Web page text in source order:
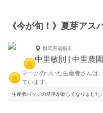
《今が旬！》夏芽ア
群馬県前橋市
中里敏則 | 中里農園
マークのついた生産者さんは
ています。
生産者バッジの基準が新しくなりました。